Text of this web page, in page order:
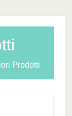
Prodotti